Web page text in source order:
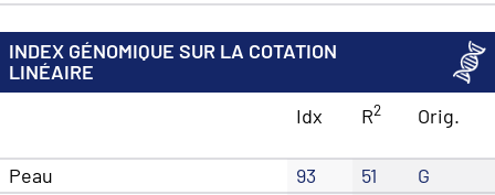
INDEX GÉNOMIQUE SUR LA COTATION
LINÉAIRE
Idx
R2 Orig.
Peau 93 51
G